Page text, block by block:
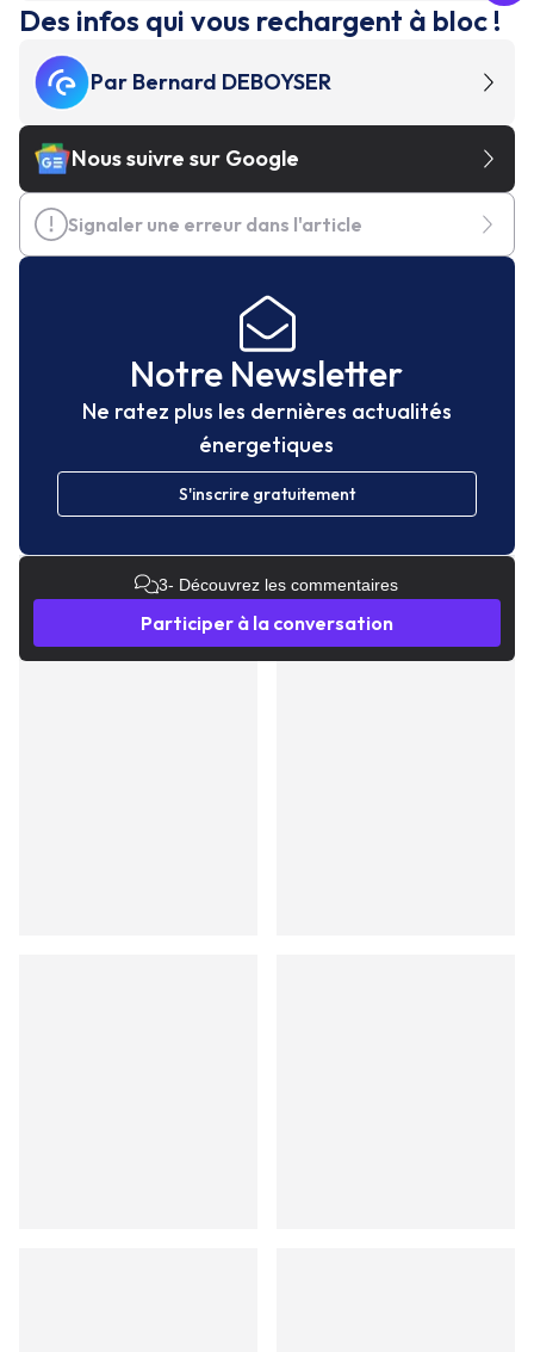
Des infos qui vous rechargent à bloc !
Par Bernard DEBOYSER
Nous suivre sur Google
Signaler une erreur dans l'article
Notre Newsletter
Ne ratez plus les dernières actualités
énergetiques
S'inscrire gratuitement
3- Découvrez les commentaires
Participer à la conversation